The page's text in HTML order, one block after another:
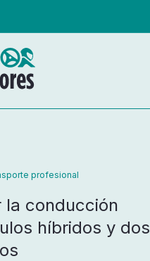
profesional
la conducción
híbridos y dos